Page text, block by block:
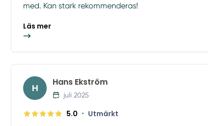
med. Kan stark rekommenderas!
Läs mer
H Hans Ekström
juli 2025
5.0 • Utmärkt